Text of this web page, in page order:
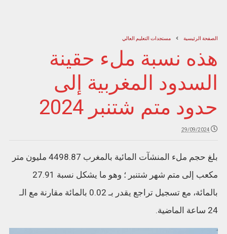
الصفحة الرئيسية مستجدات التعليم العالي
هذه نسبة ملء حقينة
السدود المغربية إلى
حدود متم شتنبر 2024
29/09/2024
بلغ حجم ملء المنشآت المائية بالمغرب 4498.87 مليون متر
مكعب إلى متم شهر شتنبر ؛ وهو ما يشكل نسبة 27.91
بالمائة، مع تسجيل تراجع يقدر بـ 0.02 بالمائة مقارنة مع الـ
24 ساعة الماضية.